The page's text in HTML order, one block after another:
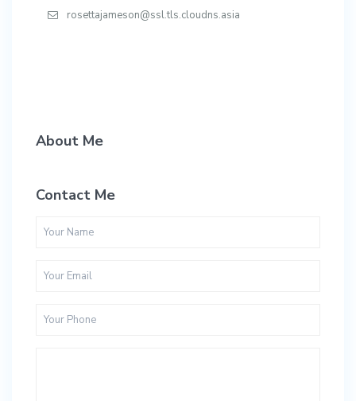
rosettajameson@ssl.tls.cloudns.asia
About Me
Contact Me